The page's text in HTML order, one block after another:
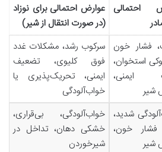
احتمالی عوارض احتمالی برای نوزاد
(در صورت انتقال از شیر)
فشار خون
استخوان،
ایمنی،
شیر
سرکوب رشد، مشکلات غدد
فوق کلیوی، تضعیف
ایمنی، تحریک‌پذیری یا
خواب‌آلودگی
شدید،
خون،
شیر
خواب‌آلودگی، بی‌قراری،
خشکی دهان، تداخل در
شیرخوردن